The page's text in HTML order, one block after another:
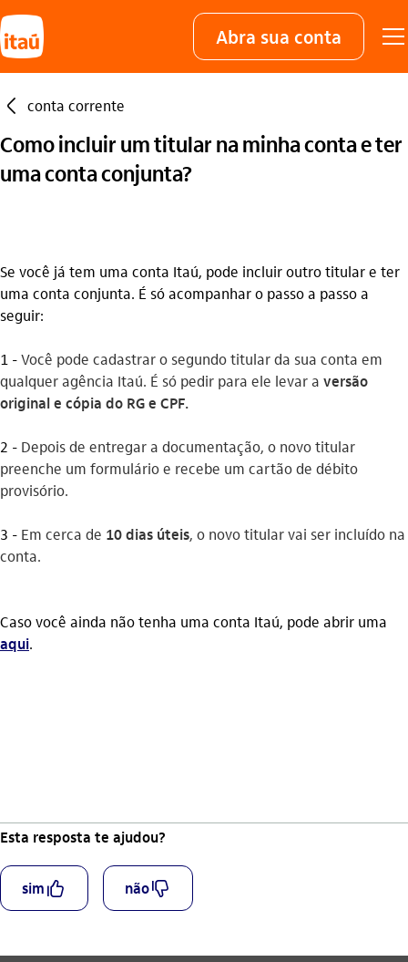
Abra sua conta
seta_esquerda conta corrente
Como incluir um titular na minha conta e ter
uma conta conjunta?
Se você já tem uma conta Itaú, pode incluir outro titular e ter
uma conta conjunta. É só acompanhar o passo a passo a
seguir:
1 -Você pode cadastrar o segundo titular da sua conta em
qualquer agência Itaú. É só pedir para ele levar a versão
original e cópia do RG e CPF.
2 - Depois de entregar a documentação, o novo titular
preenche um formulário e recebe um cartão de débito
provisório.
3 - Em cerca de 10 dias úteis, o novo titular vai ser incluído na
conta.
Caso você ainda não tenha uma conta Itaú, pode abrir uma
aqui.
Esta resposta te ajudou?
simcurtir_outline nãodescurtir_outline